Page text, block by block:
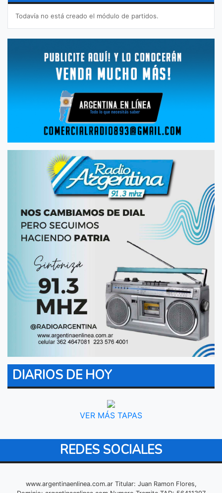
Todavía no está creado el módulo de partidos.
DIARIOS DE HOY
VER MÁS TAPAS
REDES SOCIALES
www.argentinaenlinea.com.ar Titular: Juan Ramon Flores,